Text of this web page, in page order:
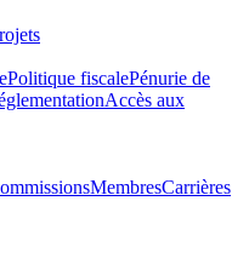
Politique fiscalePénurie de
Accès aux
MembresCarrières